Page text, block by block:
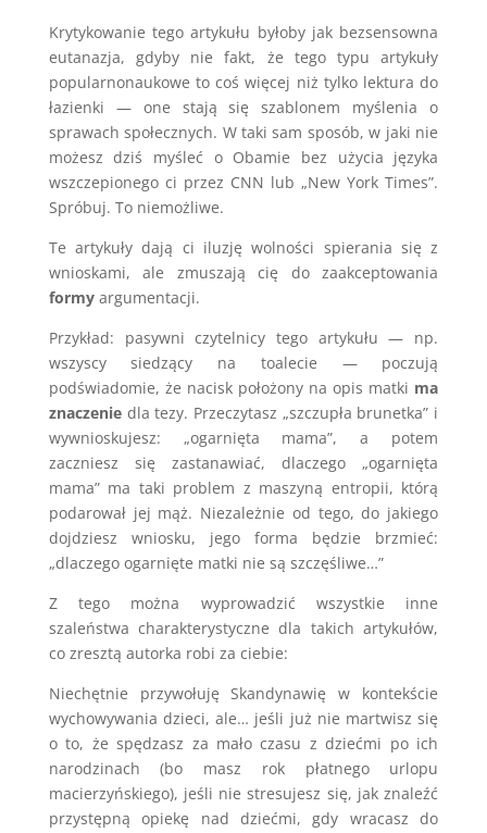
Krytykowanie tego artykułu byłoby jak bezsensowna
eutanazja, gdyby nie fakt, że tego typu artykuły
popularnonaukowe to coś więcej niż tylko lektura do
łazienki — one stają się szablonem myślenia o
sprawach społecznych. W taki sam sposób, w jaki nie
możesz dziś myśleć o Obamie bez użycia języka
wszczepionego ci przez CNN lub „New York Times”.
Spróbuj. To niemożliwe.
Te artykuły dają ci iluzję wolności spierania się z
wnioskami, ale zmuszają cię do zaakceptowania
formyargumentacji.
Przykład: pasywni czytelnicy tego artykułu — np.
wszyscy siedzący na toalecie — poczują
podświadomie, że nacisk położony na opis matki ma
znaczeniedla tezy. Przeczytasz „szczupła brunetka” i
wywnioskujesz: „ogarnięta mama”, a potem
zaczniesz się zastanawiać, dlaczego „ogarnięta
mama” ma taki problem z maszyną entropii, którą
podarował jej mąż. Niezależnie od tego, do jakiego
dojdziesz wniosku, jego forma będzie brzmieć:
„dlaczego ogarnięte matki nie są szczęśliwe…”
Z tego można wyprowadzić wszystkie inne
szaleństwa charakterystyczne dla takich artykułów,
co zresztą autorka robi za ciebie:
Niechętnie przywołuję Skandynawię w kontekście
wychowywania dzieci, ale… jeśli już nie martwisz się
o to, że spędzasz za mało czasu z dziećmi po ich
narodzinach (bo masz rok płatnego urlopu
macierzyńskiego), jeśli nie stresujesz się, jak znaleźć
przystępną opiekę nad dziećmi, gdy wracasz do